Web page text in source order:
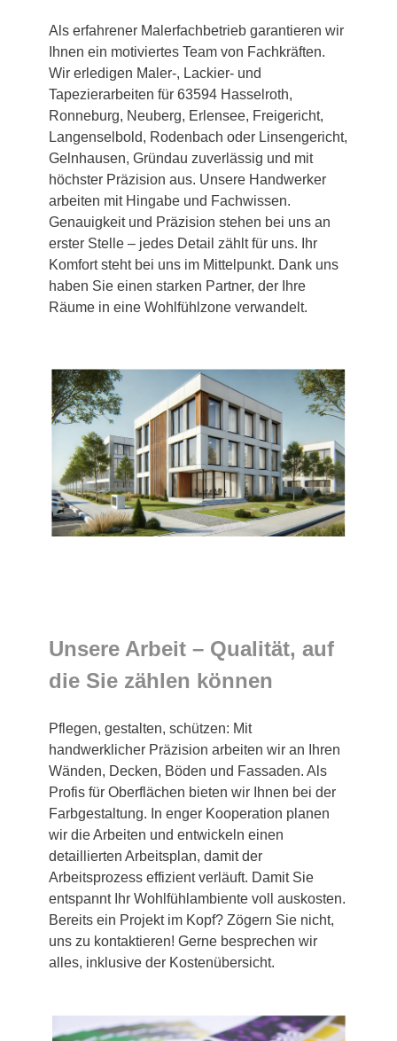
Als erfahrener Malerfachbetrieb garantieren wir
Ihnen ein motiviertes Team von Fachkräften.
Wir erledigen Maler-, Lackier- und
Tapezierarbeiten für 63594 Hasselroth,
Ronneburg, Neuberg, Erlensee, Freigericht,
Langenselbold, Rodenbach oder Linsengericht,
Gelnhausen, Gründau zuverlässig und mit
höchster Präzision aus. Unsere Handwerker
arbeiten mit Hingabe und Fachwissen.
Genauigkeit und Präzision stehen bei uns an
erster Stelle – jedes Detail zählt für uns. Ihr
Komfort steht bei uns im Mittelpunkt. Dank uns
haben Sie einen starken Partner, der Ihre
Räume in eine Wohlfühlzone verwandelt.
Unsere Arbeit – Qualität, auf
die Sie zählen können
Pflegen, gestalten, schützen: Mit
handwerklicher Präzision arbeiten wir an Ihren
Wänden, Decken, Böden und Fassaden. Als
Profis für Oberflächen bieten wir Ihnen bei der
Farbgestaltung. In enger Kooperation planen
wir die Arbeiten und entwickeln einen
detaillierten Arbeitsplan, damit der
Arbeitsprozess effizient verläuft. Damit Sie
entspannt Ihr Wohlfühlambiente voll auskosten.
Bereits ein Projekt im Kopf? Zögern Sie nicht,
uns zu kontaktieren! Gerne besprechen wir
alles, inklusive der Kostenübersicht.